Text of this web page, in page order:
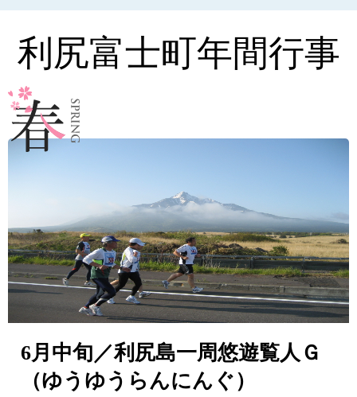
利尻富士町年間行事
6月中旬／利尻島一周悠遊覧人Ｇ
（ゆうゆうらんにんぐ）